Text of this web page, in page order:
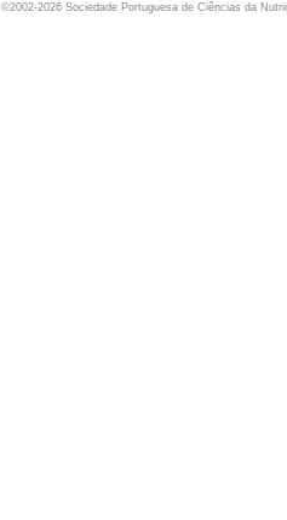
©2002-2026 Sociedade Portuguesa de Ciências da